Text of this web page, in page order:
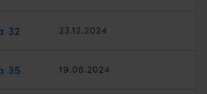
32 23.12.2024
35 19.08.2024